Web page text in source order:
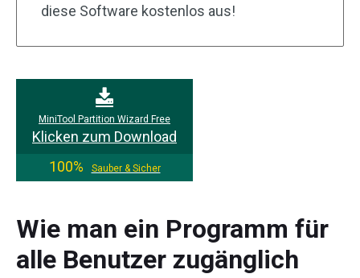
diese Software kostenlos aus!
MiniTool Partition Wizard Free
Klicken zum Download
100%
Sauber & Sicher
Wie man ein Programm für
alle Benutzer zugänglich